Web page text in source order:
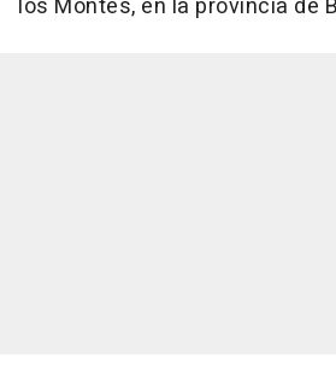
los Montes, en la provincia de